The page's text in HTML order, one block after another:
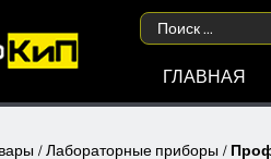
ГЛАВНАЯ
/ Лабораторные приборы /